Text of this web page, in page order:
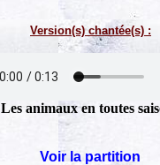
Version(s) chantée(s) :
Les animaux en toutes
Voir la partition